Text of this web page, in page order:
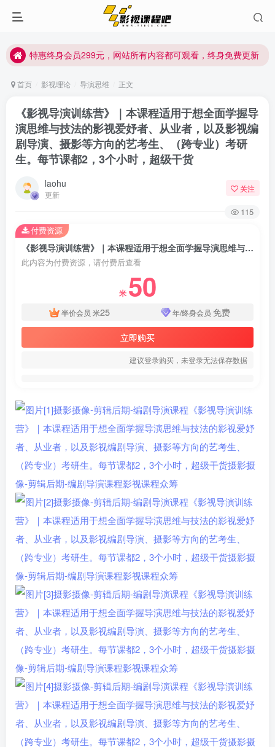
特惠终身会员299元，网站所有内容都可观看，终身免费更新
特惠终身会员299元，网站所有内容都可观看，终身免费更新
首页 影视理论 导演思维 正文
《影视导演训练营》｜本课程适用于想全面学握导
演思维与技法的影视爱妤者、从业者，以及影视编
剧导演、摄影等方向的艺考生、（跨专业）考研
生。每节课都2，3个小时，超级干货
laohu
更新
关注
115
《影视导演训练营》｜本课程适用于想全面学握导演思维与技法的影视爱妤者、从业者，以及影视编剧导演、摄影等方向的艺考生、（跨专业）考研生。每节课都2，3个小时，超级干货
此内容为付费资源，请付费后查看
米 50
半价会员 米25 年/终身会员 免费
立即购买
建议登录购买，未登录无法保存数据
付费资源